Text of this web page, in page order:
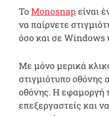
ΤοMonosnap είναι
να παίρνετε
όσο και σε Windows
Με μόνο μερικά
στιγμιότυπο οθόνης
οθόνης. Η εφαμοργή
επεξεργαστείς και